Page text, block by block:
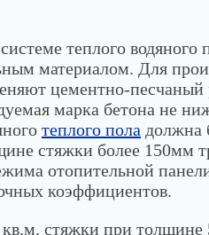
теплого водяного
материалом. Для
цементно-песчаный
марка бетона не
теплого пола должна
стяжки более 150мм
отопительной
коэффициентов.
стяжки при толщине